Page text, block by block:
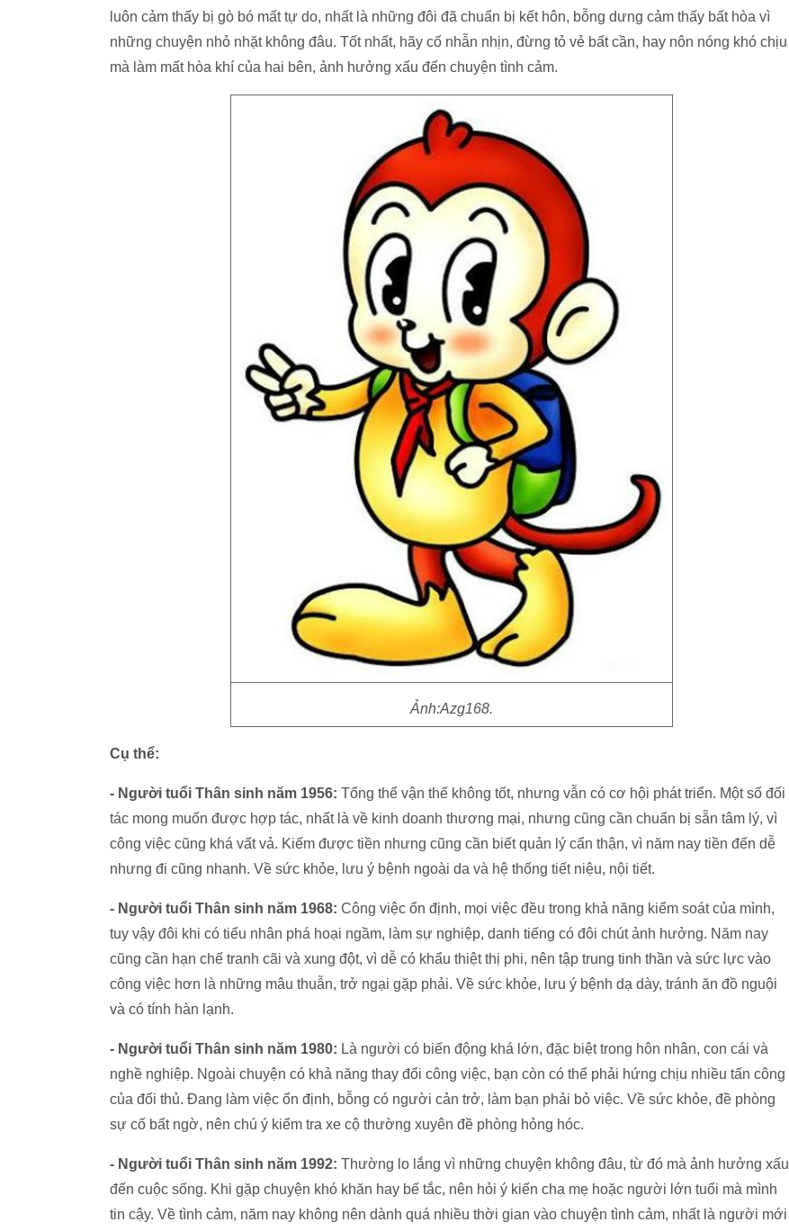
luôn cảm thấy bị gò bó mất tự do, nhất là những đôi đã chuẩn bị kết hôn, bỗng dưng cảm thấy bất hòa vì
những chuyện nhỏ nhặt không đâu. Tốt nhất, hãy cố nhẫn nhịn, đừng tỏ vẻ bất cần, hay nôn nóng khó chịu
mà làm mất hòa khí của hai bên, ảnh hưởng xấu đến chuyện tình cảm.
Ảnh:Azg168.
Cụ thể:
- Người tuổi Thân sinh năm 1956: Tổng thể vận thế không tốt, nhưng vẫn có cơ hội phát triển. Một số đối
tác mong muốn được hợp tác, nhất là về kinh doanh thương mại, nhưng cũng cần chuẩn bị sẵn tâm lý, vì
công việc cũng khá vất vả. Kiếm được tiền nhưng cũng cần biết quản lý cẩn thận, vì năm nay tiền đến dễ
nhưng đi cũng nhanh. Về sức khỏe, lưu ý bệnh ngoài da và hệ thống tiết niệu, nội tiết.
- Người tuổi Thân sinh năm 1968: Công việc ổn định, mọi việc đều trong khả năng kiểm soát của mình,
tuy vậy đôi khi có tiểu nhân phá hoại ngầm, làm sự nghiệp, danh tiếng có đôi chút ảnh hưởng. Năm nay
cũng cần hạn chế tranh cãi và xung đột, vì dễ có khẩu thiệt thị phi, nên tập trung tinh thần và sức lực vào
công việc hơn là những mâu thuẫn, trở ngại gặp phải. Về sức khỏe, lưu ý bệnh dạ dày, tránh ăn đồ nguội
và có tính hàn lạnh.
- Người tuổi Thân sinh năm 1980: Là người có biến động khá lớn, đặc biệt trong hôn nhân, con cái và
nghề nghiệp. Ngoài chuyện có khả năng thay đổi công việc, bạn còn có thể phải hứng chịu nhiều tấn công
của đối thủ. Đang làm việc ổn định, bỗng có người cản trở, làm bạn phải bỏ việc. Về sức khỏe, đề phòng
sự cố bất ngờ, nên chú ý kiểm tra xe cộ thường xuyên đề phòng hỏng hóc.
- Người tuổi Thân sinh năm 1992: Thường lo lắng vì những chuyện không đâu, từ đó mà ảnh hưởng xấu
đến cuộc sống. Khi gặp chuyện khó khăn hay bế tắc, nên hỏi ý kiến cha mẹ hoặc người lớn tuổi mà mình
tin cậy. Về tình cảm, năm nay không nên dành quá nhiều thời gian vào chuyện tình cảm, nhất là người mới